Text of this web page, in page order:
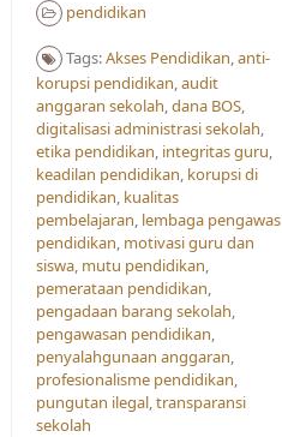
pendidikan
Tags:Akses Pendidikan​,anti-
korupsi pendidikan,audit
anggaran sekolah,dana BOS,
digitalisasi administrasi sekolah,
etika pendidikan, integritas guru,
keadilan pendidikan, korupsi di
pendidikan, kualitas
pembelajaran, lembaga pengawas
pendidikan, motivasi guru dan
siswa, mutu pendidikan,
pemerataan pendidikan,
pengadaan barang sekolah,
pengawasan pendidikan,
penyalahgunaan anggaran,
profesionalisme pendidikan,
pungutan ilegal,transparansi
sekolah